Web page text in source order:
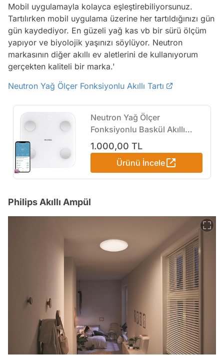
Mobil uygulamayla kolayca eşleştirebiliyorsunuz.
Tartılırken mobil uygulama üzerine her tartıldığınızı gün
gün kaydediyor. En güzeli yağ kas vb bir sürü ölçüm
yapıyor ve biyolojik yaşınızı söylüyor. Neutron
markasının diğer akıllı ev aletlerini de kullanıyorum
gerçekten kaliteli bir marka.'
Neutron Yağ Ölçer Fonksiyonlu Akıllı Tartı
Neutron Yağ Ölçer
Fonksiyonlu Baskül Akıllı
Bluetooth Tartı - Yüksek
Hassasiyet - Akıllı Kaydetme
- Akıllı Telefon Uygulamalı
Bluetooth aktarma özelliği ile
1.000,00 TL
Ürünü İncele
Philips Akıllı Ampül